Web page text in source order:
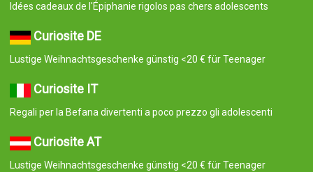
Idées cadeaux de l'Épiphanie rigolos pas chers adolescents
Curiosite DE
Lustige Weihnachtsgeschenke günstig <20 € für Teenager
Curiosite IT
Regali per la Befana divertenti a poco prezzo gli adolescenti
Curiosite AT
Lustige Weihnachtsgeschenke günstig <20 € für Teenager